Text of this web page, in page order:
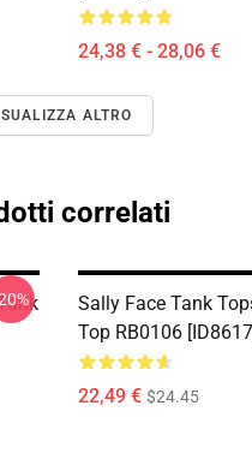
24,38 € - 28,06 €
ALTRO
correlati
Sally Face Tank
Top RB0106
22,49 € $24.45